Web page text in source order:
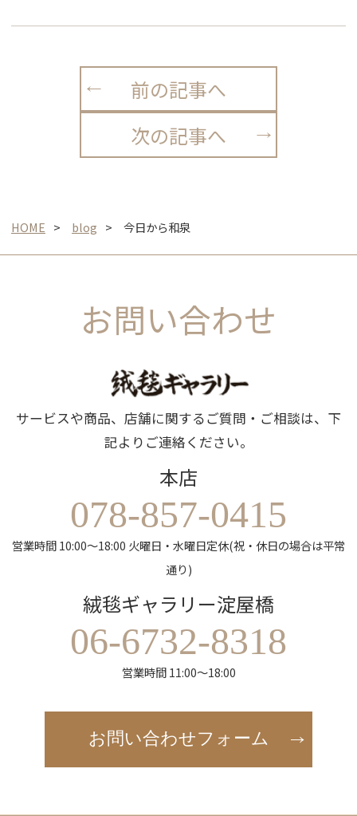
前の記事へ
次の記事へ
HOME blog 今日から和泉
お問い合わせ
サービスや商品、店舗に関するご質問・ご相談は、下
記よりご連絡ください。
本店
078-857-0415
営業時間 10:00～18:00 火曜日・水曜日定休(祝・休日の場合は平常
通り)
絨毯ギャラリー淀屋橋
06-6732-8318
営業時間 11:00～18:00
お問い合わせフォーム